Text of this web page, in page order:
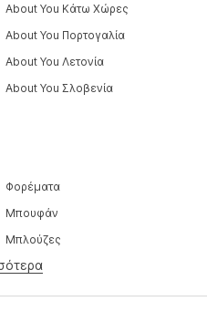
Φορέματα
Μπουφάν
Μπλούζες
Εσώρουχα
About You Κάτω Χώρες
About You Πορτογαλία
About You Λετονία
About You Σλοβενία